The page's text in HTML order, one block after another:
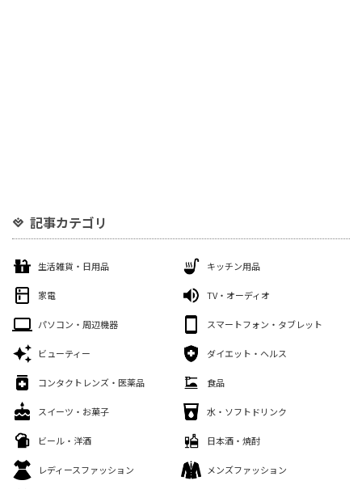
記事カテゴリ
生活雑貨・日用品 キッチン用品
家電 TV・オーディオ
パソコン・周辺機器 スマートフォン・タブレット
ビューティー ダイエット・ヘルス
コンタクトレンズ・医薬品 食品
スイーツ・お菓子 水・ソフトドリンク
ビール・洋酒 日本酒・焼酎
レディースファッション メンズファッション